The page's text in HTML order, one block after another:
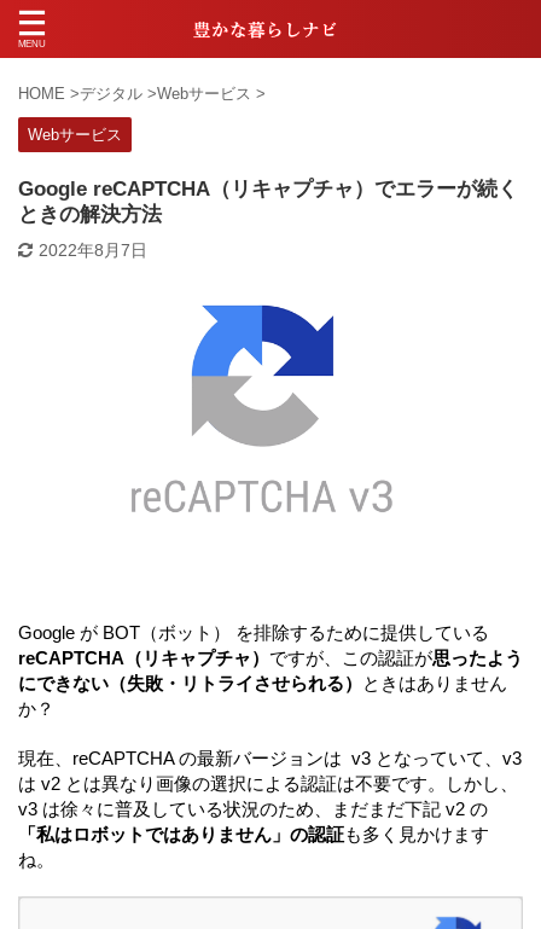
HOME >デジタル >Webサービス >
Webサービス
Google reCAPTCHA（リキャプチャ）でエラーが続く
ときの解決方法
2022年8月7日
Google が BOT（ボット） を排除するために提供している
reCAPTCHA（リキャプチャ） ですが、この認証が思ったよう
にできない（失敗・リトライさせられる）
ときはありません
か？
現在、reCAPTCHA の最新バージョンは v3 となっていて、v3
は v2 とは異なり画像の選択による認証は不要です。しかし、
v3 は徐々に普及している状況のため、まだまだ下記 v2 の
「私はロボットではありません」の認証も多く見かけます
ね。